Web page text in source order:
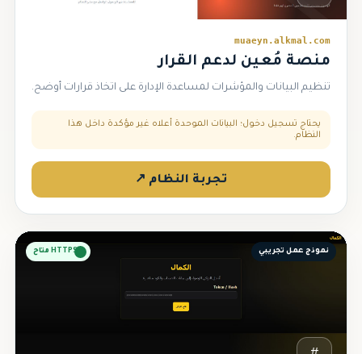
muaeyn.alkmal.com
منصة مُعين لدعم القرار
تنظيم البيانات والمؤشرات لمساعدة الإدارة على اتخاذ قرارات أوضح.
يحتاج تسجيل دخول؛ البيانات الموحدة أعلاه غير مؤكدة داخل هذا
النظام.
تجربة النظام ↗
نموذج عمل تجريبي HTTPS متاح